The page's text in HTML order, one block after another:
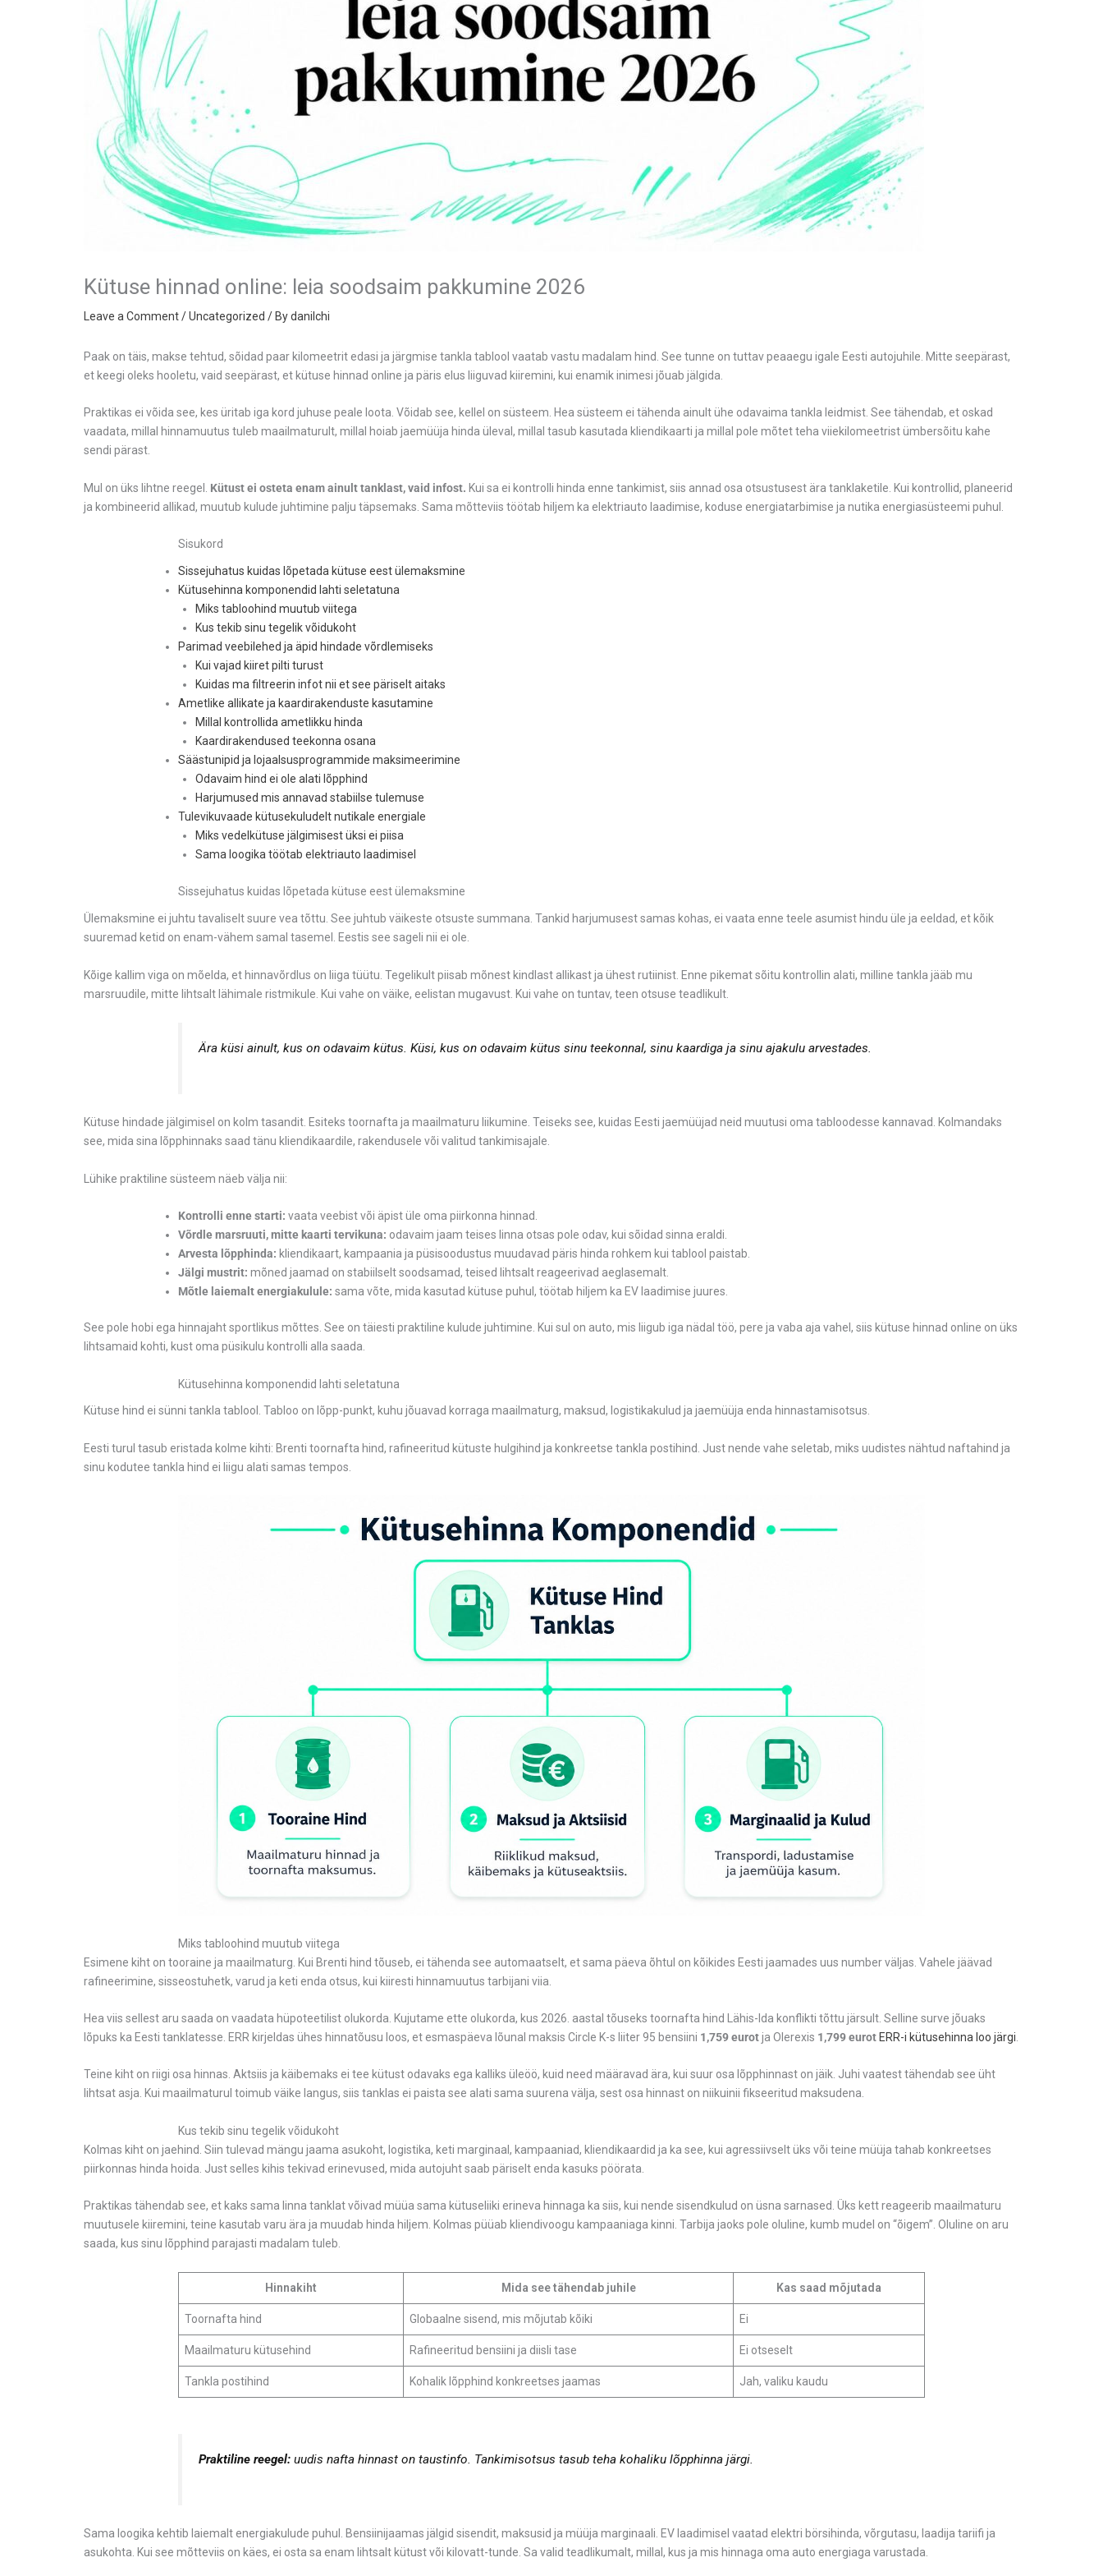
Kütuse hinnad online: leia soodsaim pakkumine 2026
Leave a Comment/Uncategorized / Bydanilchi
Paak on täis, makse tehtud, sõidad paar kilomeetrit edasi ja järgmise tankla tablool vaatab vastu madalam hind. See tunne on tuttav peaaegu igale Eesti autojuhile. Mitte seepärast,
et keegi oleks hooletu, vaid seepärast, et kütuse hinnad online ja päris elus liiguvad kiiremini, kui enamik inimesi jõuab jälgida.
Praktikas ei võida see, kes üritab iga kord juhuse peale loota. Võidab see, kellel on süsteem. Hea süsteem ei tähenda ainult ühe odavaima tankla leidmist. See tähendab, et oskad
vaadata, millal hinnamuutus tuleb maailmaturult, millal hoiab jaemüüja hinda üleval, millal tasub kasutada kliendikaarti ja millal pole mõtet teha viiekilomeetrist ümbersõitu kahe
sendi pärast.
Mul on üks lihtne reegel. Kütust ei osteta enam ainult tanklast, vaid infost. Kui sa ei kontrolli hinda enne tankimist, siis annad osa otsustusest ära tanklaketile. Kui kontrollid, planeerid
ja kombineerid allikad, muutub kulude juhtimine palju täpsemaks. Sama mõtteviis töötab hiljem ka elektriauto laadimise, koduse energiatarbimise ja nutika energiasüsteemi puhul.
Sisukord
Sissejuhatus kuidas lõpetada kütuse eest ülemaksmine
Kütusehinna komponendid lahti seletatuna
Miks tabloohind muutub viitega
Kus tekib sinu tegelik võidukoht
Parimad veebilehed ja äpid hindade võrdlemiseks
Kui vajad kiiret pilti turust
Kuidas ma filtreerin infot nii et see päriselt aitaks
Ametlike allikate ja kaardirakenduste kasutamine
Millal kontrollida ametlikku hinda
Kaardirakendused teekonna osana
Säästunipid ja lojaalsusprogrammide maksimeerimine
Odavaim hind ei ole alati lõpphind
Harjumused mis annavad stabiilse tulemuse
Tulevikuvaade kütusekuludelt nutikale energiale
Miks vedelkütuse jälgimisest üksi ei piisa
Sama loogika töötab elektriauto laadimisel
Sissejuhatus kuidas lõpetada kütuse eest ülemaksmine
Ülemaksmine ei juhtu tavaliselt suure vea tõttu. See juhtub väikeste otsuste summana. Tankid harjumusest samas kohas, ei vaata enne teele asumist hindu üle ja eeldad, et kõik
suuremad ketid on enam-vähem samal tasemel. Eestis see sageli nii ei ole.
Kõige kallim viga on mõelda, et hinnavõrdlus on liiga tüütu. Tegelikult piisab mõnest kindlast allikast ja ühest rutiinist. Enne pikemat sõitu kontrollin alati, milline tankla jääb mu
marsruudile, mitte lihtsalt lähimale ristmikule. Kui vahe on väike, eelistan mugavust. Kui vahe on tuntav, teen otsuse teadlikult.
Ära küsi ainult, kus on odavaim kütus. Küsi, kus on odavaim kütus sinu teekonnal, sinu kaardiga ja sinu ajakulu arvestades.
Kütuse hindade jälgimisel on kolm tasandit. Esiteks toornafta ja maailmaturu liikumine. Teiseks see, kuidas Eesti jaemüüjad neid muutusi oma tabloodesse kannavad. Kolmandaks
see, mida sina lõpphinnaks saad tänu kliendikaardile, rakendusele või valitud tankimisajale.
Lühike praktiline süsteem näeb välja nii:
Kontrolli enne starti: vaata veebist või äpist üle oma piirkonna hinnad.
Võrdle marsruuti, mitte kaarti tervikuna: odavaim jaam teises linna otsas pole odav, kui sõidad sinna eraldi.
Arvesta lõpphinda: kliendikaart, kampaania ja püsisoodustus muudavad päris hinda rohkem kui tablool paistab.
Jälgi mustrit: mõned jaamad on stabiilselt soodsamad, teised lihtsalt reageerivad aeglasemalt.
Mõtle laiemalt energiakulule: sama võte, mida kasutad kütuse puhul, töötab hiljem ka EV laadimise juures.
See pole hobi ega hinnajaht sportlikus mõttes. See on täiesti praktiline kulude juhtimine. Kui sul on auto, mis liigub iga nädal töö, pere ja vaba aja vahel, siis kütuse hinnad online on üks
lihtsamaid kohti, kust oma püsikulu kontrolli alla saada.
Kütusehinna komponendid lahti seletatuna
Kütuse hind ei sünni tankla tablool. Tabloo on lõpp-punkt, kuhu jõuavad korraga maailmaturg, maksud, logistikakulud ja jaemüüja enda hinnastamisotsus.
Eesti turul tasub eristada kolme kihti: Brenti toornafta hind, rafineeritud kütuste hulgihind ja konkreetse tankla postihind. Just nende vahe seletab, miks uudistes nähtud naftahind ja
sinu kodutee tankla hind ei liigu alati samas tempos.
Miks tabloohind muutub viitega
Esimene kiht on tooraine ja maailmaturg. Kui Brenti hind tõuseb, ei tähenda see automaatselt, et sama päeva õhtul on kõikides Eesti jaamades uus number väljas. Vahele jäävad
rafineerimine, sisseostuhetk, varud ja keti enda otsus, kui kiiresti hinnamuutus tarbijani viia.
Hea viis sellest aru saada on vaadata hüpoteetilist olukorda. Kujutame ette olukorda, kus 2026. aastal tõuseks toornafta hind Lähis-Ida konflikti tõttu järsult. Selline surve jõuaks
lõpuks ka Eesti tanklatesse. ERR kirjeldas ühes hinnatõusu loos, et esmaspäeva lõunal maksis Circle K-s liiter 95 bensiini 1,759 eurotja Olerexis 1,799 eurot ERR-i kütusehinna loo järgi
Teine kiht on riigi osa hinnas. Aktsiis ja käibemaks ei tee kütust odavaks ega kalliks üleöö, kuid need määravad ära, kui suur osa lõpphinnast on jäik. Juhi vaatest tähendab see üht
lihtsat asja. Kui maailmaturul toimub väike langus, siis tanklas ei paista see alati sama suurena välja, sest osa hinnast on niikuinii fikseeritud maksudena.
Kus tekib sinu tegelik võidukoht
Kolmas kiht on jaehind. Siin tulevad mängu jaama asukoht, logistika, keti marginaal, kampaaniad, kliendikaardid ja ka see, kui agressiivselt üks või teine müüja tahab konkreetses
piirkonnas hinda hoida. Just selles kihis tekivad erinevused, mida autojuht saab päriselt enda kasuks pöörata.
Praktikas tähendab see, et kaks sama linna tanklat võivad müüa sama kütuseliiki erineva hinnaga ka siis, kui nende sisendkulud on üsna sarnased. Üks kett reageerib maailmaturu
muutusele kiiremini, teine kasutab varu ära ja muudab hinda hiljem. Kolmas püüab kliendivoogu kampaaniaga kinni. Tarbija jaoks pole oluline, kumb mudel on “õigem”. Oluline on aru
saada, kus sinu lõpphind parajasti madalam tuleb.
Hinnakiht Mida see tähendab juhile Kas saad mõjutada
Toornafta hind Globaalne sisend, mis mõjutab kõiki Ei
Maailmaturu kütusehind Rafineeritud bensiini ja diisli tase Ei otseselt
Tankla postihind Kohalik lõpphind konkreetses jaamas Jah, valiku kaudu
Praktiline reegel: uudis nafta hinnast on taustinfo. Tankimisotsus tasub teha kohaliku lõpphinna järgi.
Sama loogika kehtib laiemalt energiakulude puhul. Bensiinijaamas jälgid sisendit, maksusid ja müüja marginaali. EV laadimisel vaatad elektri börsihinda, võrgutasu, laadija tariifi ja
asukohta. Kui see mõtteviis on käes, ei osta sa enam lihtsalt kütust või kilovatt-tunde. Sa valid teadlikumalt, millal, kus ja mis hinnaga oma auto energiaga varustada.